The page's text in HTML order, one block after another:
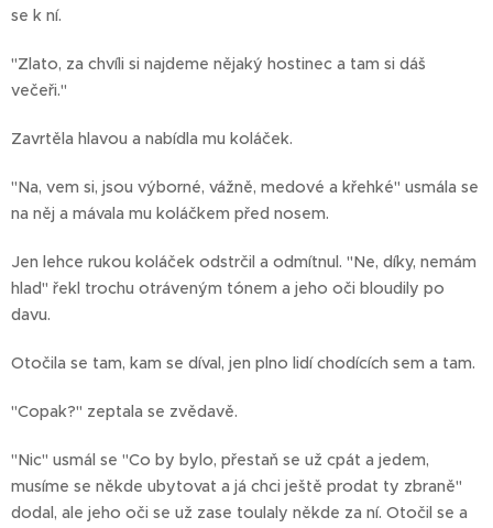
se k ní.
"Zlato, za chvíli si najdeme nějaký hostinec a tam si dáš
večeři."
Zavrtěla hlavou a nabídla mu koláček.
"Na, vem si, jsou výborné, vážně, medové a křehké" usmála se
na něj a mávala mu koláčkem před nosem.
Jen lehce rukou koláček odstrčil a odmítnul. "Ne, díky, nemám
hlad" řekl trochu otráveným tónem a jeho oči bloudily po
davu.
Otočila se tam, kam se díval, jen plno lidí chodících sem a tam.
"Copak?" zeptala se zvědavě.
"Nic" usmál se "Co by bylo, přestaň se už cpát a jedem,
musíme se někde ubytovat a já chci ještě prodat ty zbraně"
dodal, ale jeho oči se už zase toulaly někde za ní. Otočil se a